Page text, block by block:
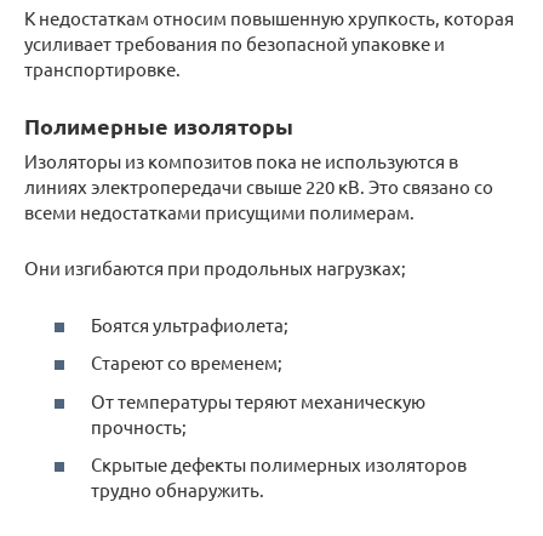
К недостаткам относим повышенную хрупкость, которая
усиливает требования по безопасной упаковке и
транспортировке.
Полимерные изоляторы
Изоляторы из композитов пока не используются в
линиях электропередачи свыше 220 кВ. Это связано со
всеми недостатками присущими полимерам.
Они изгибаются при продольных нагрузках;
Боятся ультрафиолета;
Стареют со временем;
От температуры теряют механическую
прочность;
Скрытые дефекты полимерных изоляторов
трудно обнаружить.